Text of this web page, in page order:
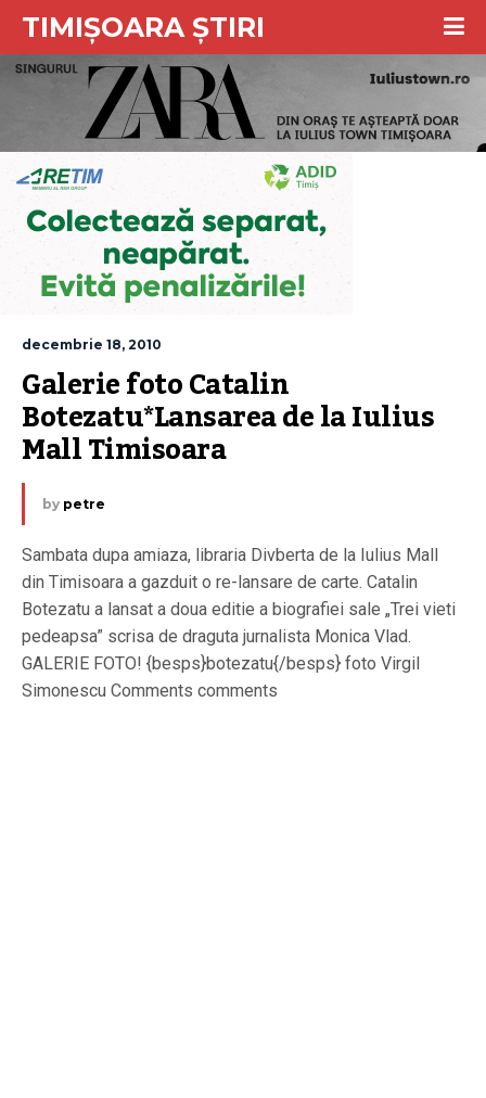
TIMIȘOARA ȘTIRI
decembrie 18, 2010
Galerie foto Catalin
Botezatu*Lansarea de la Iulius
Mall Timisoara
by petre
Sambata dupa amiaza, libraria Divberta de la Iulius Mall
din Timisoara a gazduit o re-lansare de carte. Catalin
Botezatu a lansat a doua editie a biografiei sale „Trei vieti
pedeapsa” scrisa de draguta jurnalista Monica Vlad.
GALERIE FOTO! {besps}botezatu{/besps} foto Virgil
Simonescu Comments comments